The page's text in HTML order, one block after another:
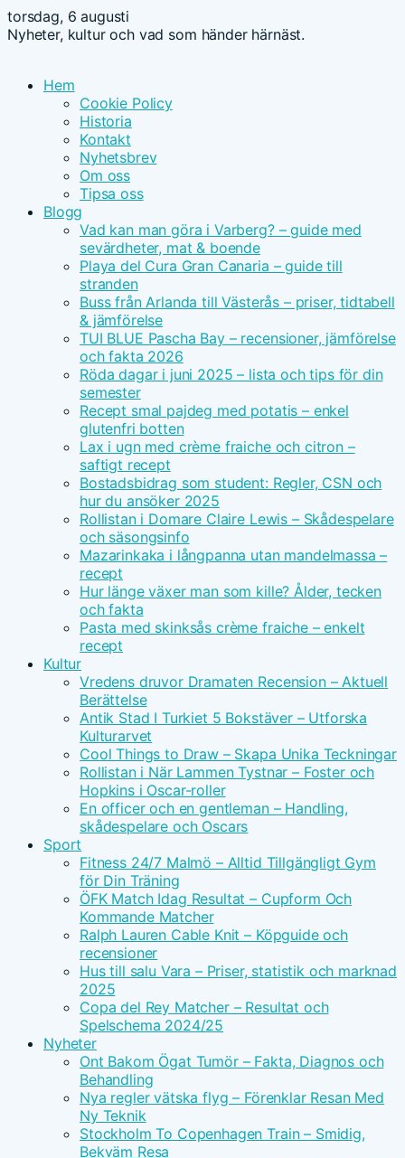
torsdag, 6 augusti
Nyheter, kultur och vad som händer härnäst.
Hem
Cookie Policy
Historia
Kontakt
Nyhetsbrev
Om oss
Tipsa oss
Blogg
Vad kan man göra i Varberg? – guide med
sevärdheter, mat & boende
Playa del Cura Gran Canaria – guide till
stranden
Buss från Arlanda till Västerås – priser, tidtabell
& jämförelse
TUI BLUE Pascha Bay – recensioner, jämförelse
och fakta 2026
Röda dagar i juni 2025 – lista och tips för din
semester
Recept smal pajdeg med potatis – enkel
glutenfri botten
Lax i ugn med crème fraiche och citron –
saftigt recept
Bostadsbidrag som student: Regler, CSN och
hur du ansöker 2025
Rollistan i Domare Claire Lewis – Skådespelare
och säsongsinfo
Mazarinkaka i långpanna utan mandelmassa –
recept
Hur länge växer man som kille? Ålder, tecken
och fakta
Pasta med skinksås crème fraiche – enkelt
recept
Kultur
Vredens druvor Dramaten Recension – Aktuell
Berättelse
Antik Stad I Turkiet 5 Bokstäver – Utforska
Kulturarvet
Cool Things to Draw – Skapa Unika Teckningar
Rollistan i När Lammen Tystnar – Foster och
Hopkins i Oscar-roller
En officer och en gentleman – Handling,
skådespelare och Oscars
Sport
Fitness 24/7 Malmö – Alltid Tillgängligt Gym
för Din Träning
ÖFK Match Idag Resultat – Cupform Och
Kommande Matcher
Ralph Lauren Cable Knit – Köpguide och
recensioner
Hus till salu Vara – Priser, statistik och marknad
2025
Copa del Rey Matcher – Resultat och
Spelschema 2024/25
Nyheter
Ont Bakom Ögat Tumör – Fakta, Diagnos och
Behandling
Nya regler vätska flyg – Förenklar Resan Med
Ny Teknik
Stockholm To Copenhagen Train – Smidig,
Bekväm Resa